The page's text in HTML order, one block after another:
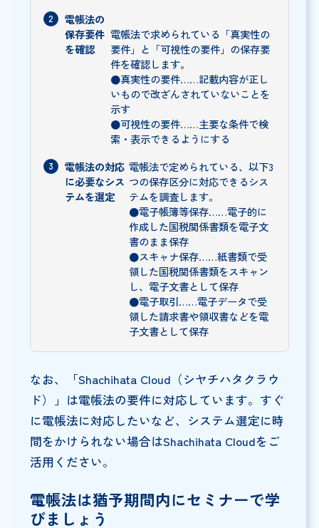
電帳法の
保存要件
を確認
電帳法で求められている「真実性の
要件」と「可視性の要件」の保存要
件を確認します。
●真実性の要件……記載内容が正し
いもので改ざんされていないことを
示す
●可視性の要件……主要な条件で検
索・表示できるようにする
電帳法の対応
に必要なシス
テムを選定
電帳法で定められている、以下3
つの保存区分に対応できるシス
テムを調査します。
●電子帳簿等保存……電子的に
作成した国税関係書類を電子文
書のまま保存
●スキャナ保存……紙書類で受
領した国税関係書類をスキャン
し、電子文書として保存
●電子取引……電子データで受
領した請求書や領収書などを電
子文書として保存
なお、「Shachihata Cloud（シヤチハタクラウ
ド）」は電帳法の要件に対応しています。すぐ
に電帳法に対応したいなど、システム選定に時
間をかけられない場合はShachihata Cloudをご
活用ください。
電帳法は猶予期間内にセミナーで学
びましょう